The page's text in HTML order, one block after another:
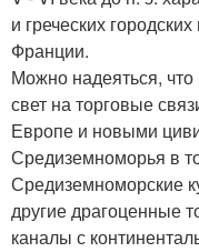
и греческих
Франции.
Можно надеяться,
свет на торговые
Европе и новыми
Средиземноморья в
Средиземноморские
другие драгоценные
каналы с